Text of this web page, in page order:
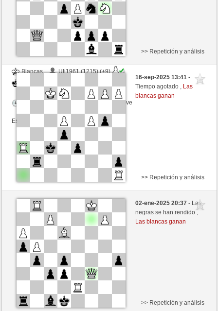
Blancas
Uli1961 (1215) (+9)
Tiempo: 6 minutes/side + 3 seconds/move
Esta partida es por puntos
>> Repetición y análisis
16-sep-2025 13:41-
Tiempo agotado , Las
blancas ganan
Blancas
Kendo66 (1268) (+8)
Negras
Agopino (1068) (-8)
Tiempo: 5 minutes/side + 0 seconds/move
Esta partida es por puntos
>> Repetición y análisis
02-ene-2025 20:37- Las
negras se han rendido ,
Las blancas ganan
>> Repetición y análisis